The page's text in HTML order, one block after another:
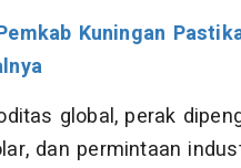
Kuningan
global, perak
dan permintaan